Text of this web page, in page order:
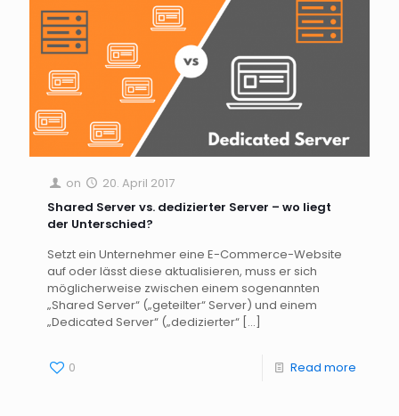
on
20. April 2017
Shared Server vs. dedizierter Server – wo liegt
der Unterschied?
Setzt ein Unternehmer eine E-Commerce-Website
auf oder lässt diese aktualisieren, muss er sich
möglicherweise zwischen einem sogenannten
„Shared Server“ („geteilter“ Server) und einem
„Dedicated Server“ („dedizierter“ […]
0 Read more